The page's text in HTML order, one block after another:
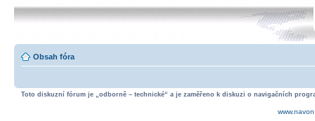
Obsah fóra
Toto diskuzní fórum je „odborně – technické“ a je zaměřeno k diskuzi o navigačních